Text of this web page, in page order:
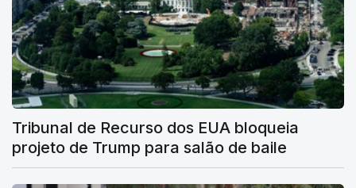
Tribunal de Recurso dos EUA bloqueia
projeto de Trump para salão de baile